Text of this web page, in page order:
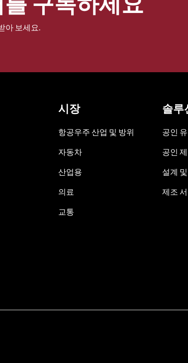
아 보세요.
시장
항공우주 산업 및 방위
자동차
산업용
의료
교통
솔루
공인
공인
설계
제조